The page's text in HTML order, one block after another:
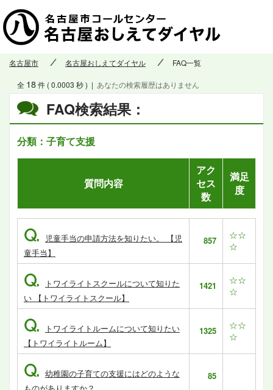
名古屋市 名古屋おしえてダイヤル FAQ一覧
FAQ検索結果：
分類：子育て支援
全 18件 ( 0.0003 秒 ) | あなたの検索履歴はありません
質問内容
アク
セス
数
満足
度
Q.
児童手当の申請方法を知りたい。 【児
童手当】
857
☆☆
☆
Q.
トワイライトスクールについて知りた
い 【トワイライトスクール】
1421
☆☆
☆
Q.
トワイライトルームについて知りたい
【トワイライトルーム】
1325
☆☆
☆
Q. 幼稚園の子育ての支援にはどのような
85